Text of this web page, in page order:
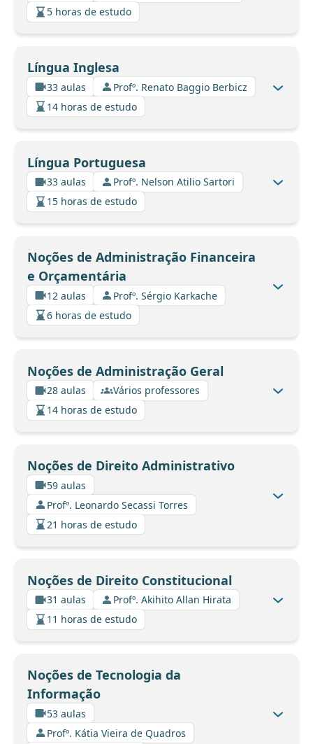
5 horas de estudo
Língua Inglesa
33 aulas
Profº. Renato Baggio Berbicz
14 horas de estudo
Língua Portuguesa
33 aulas
Profº. Nelson Atilio Sartori
15 horas de estudo
Noções de Administração Financeira
e Orçamentária
12 aulas
Profº. Sérgio Karkache
6 horas de estudo
Noções de Administração Geral
28 aulas
Vários professores
14 horas de estudo
Noções de Direito Administrativo
59 aulas
Profº. Leonardo Secassi Torres
21 horas de estudo
Noções de Direito Constitucional
31 aulas
Profº. Akihito Allan Hirata
11 horas de estudo
Noções de Tecnologia da
Informação
53 aulas
Profº. Kátia Vieira de Quadros